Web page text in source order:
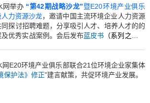
网举办 “第42期战略沙龙”暨E20环境产业俱乐
力资源沙龙，邀请中国主流环境企业人力资源
同探讨招聘难题，分享吸引人才、培养人才的的
优秀实战案例。会后发布蓝皮书 （系列之四十
网E20环境产业俱乐部联合21位环境企业家集体
保护法》修正”建言献策，共促环境产业发展。